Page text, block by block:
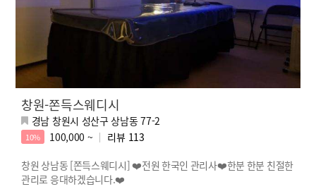
창원-쫀득스웨디시
경남 창원시 성산구 상남동 77-2
10% 100,000 ~ 리뷰 113
창원 상남동 [쫀득스웨디시] ❤️전원 한국인 관리사❤️한분 한분 친절한
관리로 응대하겠습니다.❤️